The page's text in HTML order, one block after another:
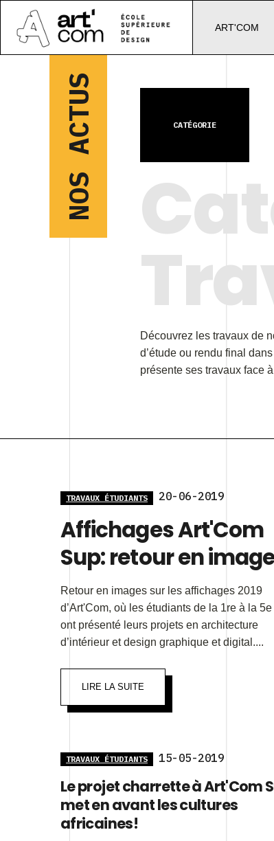
ART'COM
NOS ACTUS CATÉGORIE
Découvrez les travaux de
d’étude ou rendu final
présente ses travaux face
TRAVAUX ÉTUDIANTS 20-06-2019
Affichages Art'Com
Sup: retour en
Retour en images sur les affichages 2019
d’Art'Com, où les étudiants de la 1re à la
ont présenté leurs projets en architecture
d’intérieur et design graphique et digital....
LIRE LA SUITE
TRAVAUX ÉTUDIANTS 15-05-2019
Le projet charrette à Art'Com
met en avant les cultures
africaines!